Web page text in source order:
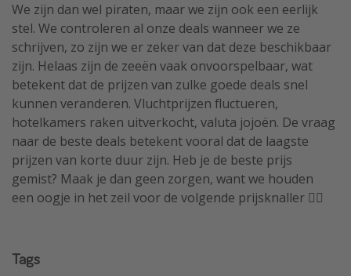
We zijn dan wel piraten, maar we zijn ook een eerlijk
stel. We controleren al onze deals wanneer we ze
schrijven, zo zijn we er zeker van dat deze beschikbaar
zijn. Helaas zijn de zeeën vaak onvoorspelbaar, wat
betekent dat de prijzen van zulke goede deals snel
kunnen veranderen. Vluchtprijzen fluctueren,
hotelkamers raken uitverkocht, valuta jojoën. De vraag
naar de beste deals betekent vooral dat de laagste
prijzen van korte duur zijn. Heb je de beste prijs
gemist? Maak je dan geen zorgen, want we houden
een oogje in het zeil voor de volgende prijsknaller 🏴‍☠️
Tags